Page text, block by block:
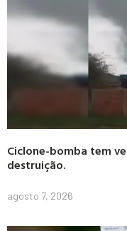
Ciclone-bomba tem
destruição.
agosto 7, 2026